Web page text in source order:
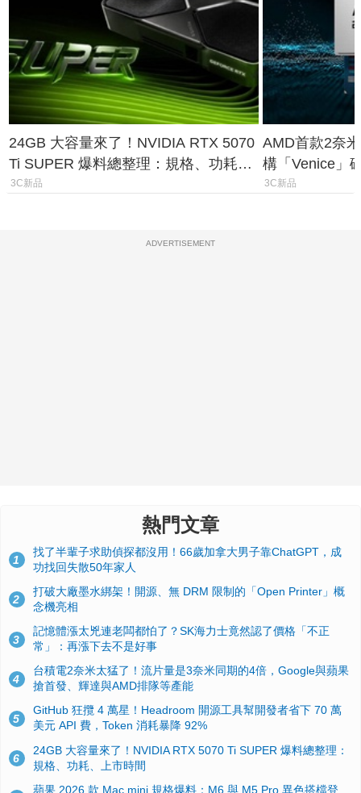
24GB 大容量來了！NVIDIA RTX 5070
Ti SUPER 爆料總整理：規格、功耗、
上市時間
3C新品
AMD首款2奈
構「Venice」
能大噴發70%
3C新品
ADVERTISEMENT
熱門文章
1
找了半輩子求助偵探都沒用！66歲加拿大男子靠ChatGPT，成
功找回失散50年家人
2
打破大廠墨水綁架！開源、無 DRM 限制的「Open Printer」概
念機亮相
3
記憶體漲太兇連老闆都怕了？SK海力士竟然認了價格「不正
常」：再漲下去不是好事
4
台積電2奈米太猛了！流片量是3奈米同期的4倍，Google與蘋果
搶首發、輝達與AMD排隊等產能
5
GitHub 狂攬 4 萬星！Headroom 開源工具幫開發者省下 70 萬
美元 API 費，Token 消耗暴降 92%
6
24GB 大容量來了！NVIDIA RTX 5070 Ti SUPER 爆料總整理：
規格、功耗、上市時間
蘋果 2026 款 Mac mini 規格爆料：M6 與 M5 Pro 異色搭檔登